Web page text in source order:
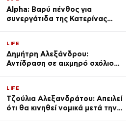
Alpha: Βαρύ πένθος για
συνεργάτιδα της Κατερίνας
του Θεού»
LIFE
Δημήτρη Αλεξάνδρου:
Αντίδραση σε αιχμηρό σχόλιο
LIFE
Τζούλια Αλεξανδράτου: Απειλεί
ότι θα κινηθεί νομικά μετά την